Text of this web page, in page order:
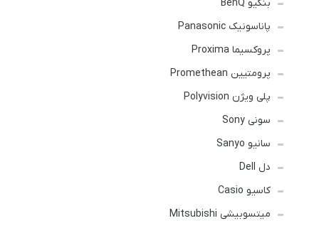
بنکیو BenQ
پاناسونیک Panasonic
پروکسیما Proxima
پرومتیین Promethean
پلی ویژن Polyvision
سونی Sony
سانیو Sanyo
دل Dell
کاسیو Casio
میتسوبیشی Mitsubishi